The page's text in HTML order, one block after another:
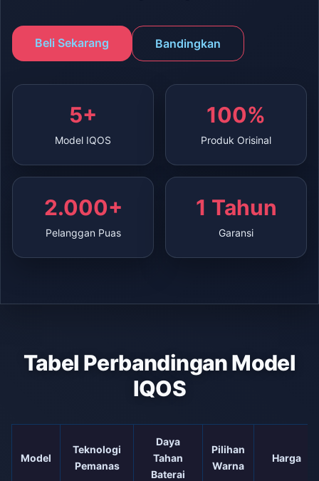
Beli Sekarang Bandingkan
5+
Model IQOS
100%
Produk Orisinal
2.000+
Pelanggan Puas
1 Tahun
Garansi
Tabel Perbandingan Model
IQOS
Model
Teknologi
Pemanas
Daya
Tahan
Baterai
Pilihan
Warna
Harga